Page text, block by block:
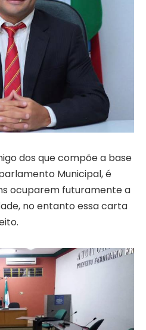
dos que compõe a base
Municipal, é
ocuparem futuramente a
no entanto essa carta